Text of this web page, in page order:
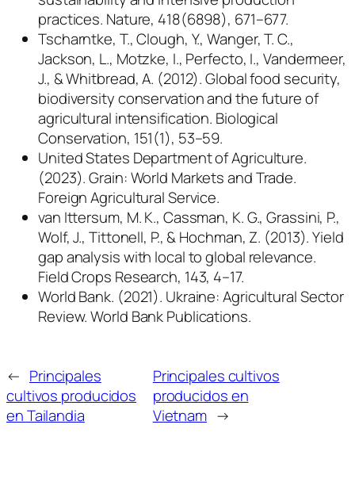
practices. Nature, 418(6898), 671–677.
Tscharntke, T., Clough, Y., Wanger, T. C.,
Jackson, L., Motzke, I., Perfecto, I., Vandermeer,
J., & Whitbread, A. (2012). Global food security,
biodiversity conservation and the future of
agricultural intensification. Biological
Conservation, 151(1), 53–59.
United States Department of Agriculture.
(2023). Grain: World Markets and Trade.
Foreign Agricultural Service.
van Ittersum, M. K., Cassman, K. G., Grassini, P.,
Wolf, J., Tittonell, P., & Hochman, Z. (2013). Yield
gap analysis with local to global relevance.
Field Crops Research, 143, 4–17.
World Bank. (2021). Ukraine: Agricultural Sector
Review. World Bank Publications.
← Principales
cultivos producidos
en Tailandia
Principales cultivos
producidos en
Vietnam →